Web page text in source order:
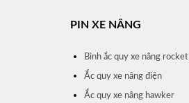
PIN XE NÂNG
Bình ắc quy xe nâng rocket
Ắc quy xe nâng điện
Ắc quy xe nâng hawker